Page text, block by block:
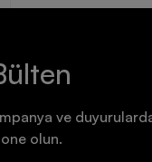
ve
olun.